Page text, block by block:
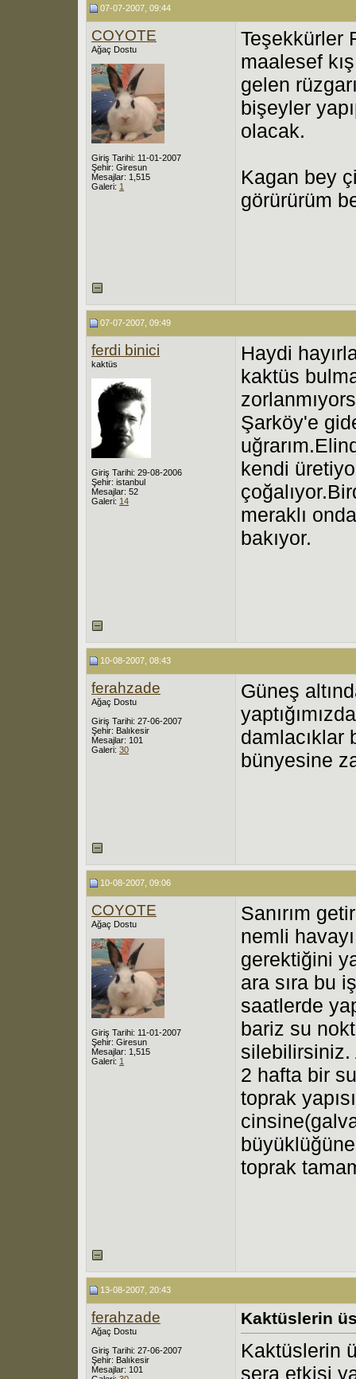
07-07-2007, 09:44
COYOTE
Ağaç Dostu
Giriş Tarihi: 11-01-2007
Şehir: Giresun
Mesajlar: 1,515
Galeri: 1
Teşekkürler
maalesef
gelen
bişeyler
olacak.
Kagan bey
görürürüm
07-07-2007, 09:49
ferdi binici
kaktüs
Giriş Tarihi: 29-08-2006
Şehir: istanbul
Mesajlar: 52
Galeri: 14
Haydi
kaktüs
Şarköy'e
kendi
meraklı
bakıyor.
10-08-2007, 08:43
ferahzade
Ağaç Dostu
Giriş Tarihi: 27-06-2007
Şehir: Balıkesir
Mesajlar: 101
Galeri: 30
Güneş
damlacıklar
bünyesine
10-08-2007, 09:06
COYOTE
Ağaç Dostu
Giriş Tarihi: 11-01-2007
Şehir: Giresun
Mesajlar: 1,515
Galeri: 1
Sanırım
nemli
gerektiğini
ara sıra bu
saatlerde
bariz su
silebilirsiniz.
2 hafta bir
toprak
toprak
13-08-2007, 20:43
ferahzade
Ağaç Dostu
Giriş Tarihi: 27-06-2007
Şehir: Balıkesir
Mesajlar: 101
Kaktüslerin
Kaktüslerin
sera etkisi